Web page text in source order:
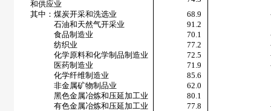
和供应业
其中：煤炭开采和洗选业
68.9
石油和天然气开采业
91.2
食品制造业
70.1
纺织业
77.2
化学原料和化学制品制造业
72.5
医药制造业
71.9
化学纤维制造业
85.6
非金属矿物制品业
62.0
黑色金属冶炼和压延加工业
80.1
有色金属冶炼和压延加工业
77.8